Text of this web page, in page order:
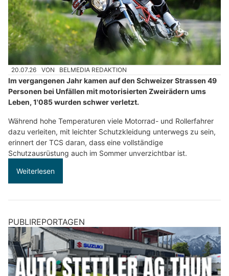
20.07.26 VON BELMEDIA REDAKTION
Im vergangenen Jahr kamen auf den Schweizer Strassen 49
Personen bei Unfällen mit motorisierten Zweirädern ums
Leben, 1'085 wurden schwer verletzt.
Während hohe Temperaturen viele Motorrad- und Rollerfahrer
dazu verleiten, mit leichter Schutzkleidung unterwegs zu sein,
erinnert der TCS daran, dass eine vollständige
Schutzausrüstung auch im Sommer unverzichtbar ist.
Weiterlesen
PUBLIREPORTAGEN